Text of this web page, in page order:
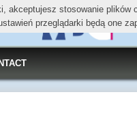
akceptujesz stosowanie
przeglądarki będą one